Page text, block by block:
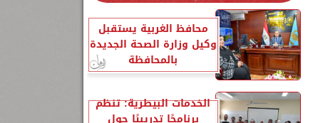
محافظ الغربية يستقبل
وكيل وزارة الصحة الجديدة
بالمحافظة
الخدمات البيطرية: تنظم
برنامجًا تدريبيًا حول